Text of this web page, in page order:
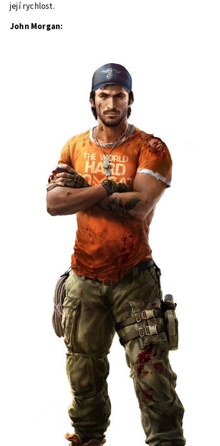
její rychlost.
John Morgan: